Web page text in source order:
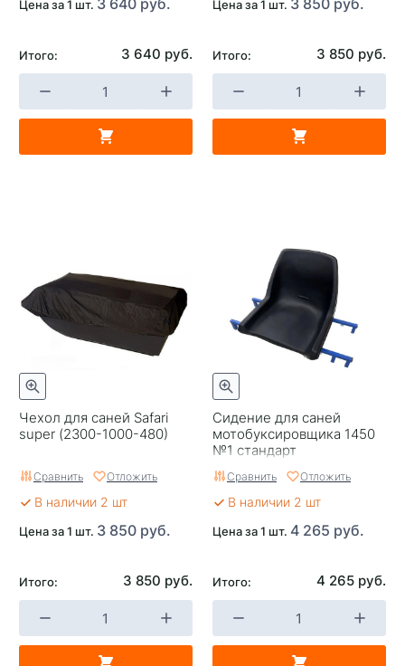
Цена за 1 шт.
Итого: 3 640 руб.
Цена за 1 шт.
Итого: 3 850 руб.
Чехол для саней Safari
super (2300-1000-480)
Сравнить Отложить
В наличии 2 шт
Цена за 1 шт. 3 850 руб.
Итого: 3 850 руб.
Сидение для саней
мотобуксировщика 1450
№1 стандарт
Сравнить Отложить
В наличии 2 шт
Цена за 1 шт. 4 265 руб.
Итого: 4 265 руб.